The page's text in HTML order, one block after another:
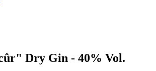
Dry Gin - 40% Vol.